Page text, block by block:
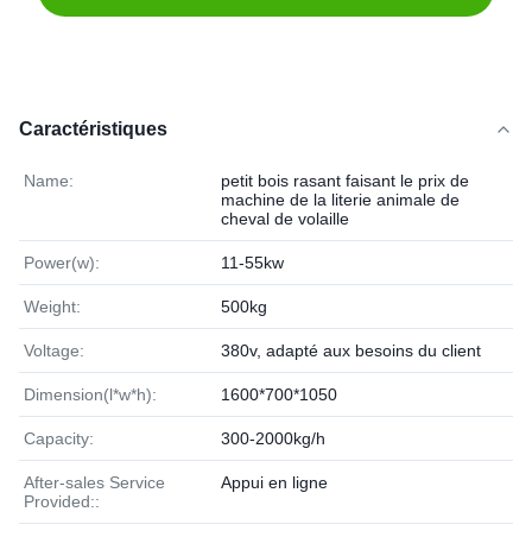
Caractéristiques
Name:
petit bois rasant faisant le prix de
machine de la literie animale de
cheval de volaille
Power(w): 11-55kw
Weight: 500kg
Voltage: 380v, adapté aux besoins du client
Dimension(l*w*h): 1600*700*1050
Capacity: 300-2000kg/h
After-sales Service
Provided::
Appui en ligne